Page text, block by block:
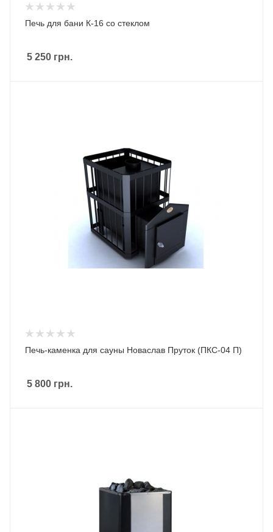
Печь для бани К-16 со стеклом
5 250 грн.
Печь-каменка для сауны Новаслав Пруток (ПКС-04 П)
5 800 грн.